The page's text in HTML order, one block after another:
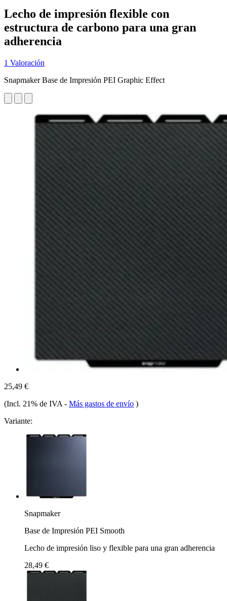
Lecho de impresión flexible con
estructura de carbono para una gran
adherencia
1 Valoración
Snapmaker Base de Impresión PEI Graphic Effect
25,49 €
(Incl. 21% de IVA - Más gastos de envío )
Variante:
Snapmaker
Base de Impresión PEI Smooth
Lecho de impresión liso y flexible para una gran adherencia
28,49 €